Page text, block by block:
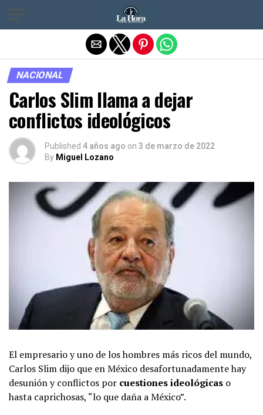
NACIONAL
Carlos Slim llama a dejar
conflictos ideológicos
Published 4 años ago on 3 de marzo de 2022
By Miguel Lozano
El empresario y uno de los hombres más ricos del mundo,
Carlos Slim dijo que en México desafortunadamente hay
desunión y conflictos por cuestiones ideológicas o
hasta caprichosas, “lo que daña a México”.
Salir de la versión móvil